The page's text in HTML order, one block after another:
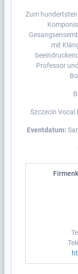
Zum
mit
Professor
Szczecin Vocal
Eventdatum: